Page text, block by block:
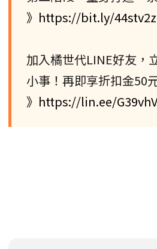
》https://bit.ly/44stv2z
加入橘世代LINE好友，
小事！再即享折扣金50
》https://lin.ee/